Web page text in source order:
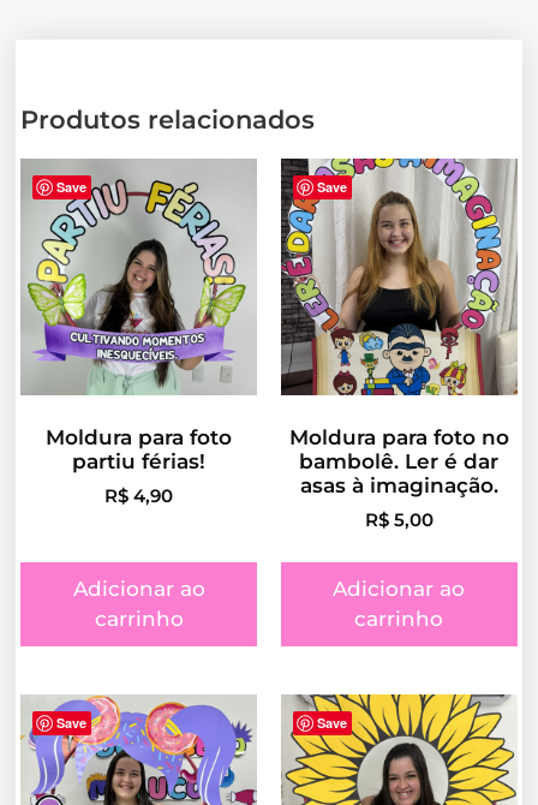
Produtos relacionados
Save
Moldura para foto
partiu férias!
R$ 4,90
Adicionar ao
carrinho
Save
Moldura para foto no
bambolê. Ler é dar
asas à imaginação.
R$5,00
Adicionar ao
carrinho
Save Save